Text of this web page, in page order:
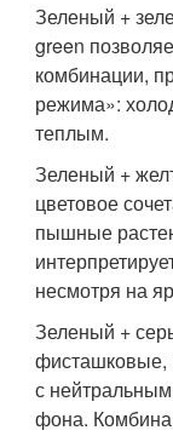
Зеленый +
green
комбинации,
режима»:
теплым.
Зеленый +
цветовое
пышные
несмотря на
Зеленый +
фисташковые,
с
фона.